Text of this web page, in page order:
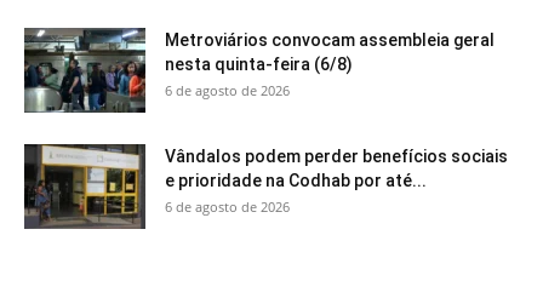
Metroviários convocam assembleia geral
nesta quinta-feira (6/8)
6 de agosto de 2026
Vândalos podem perder benefícios sociais
e prioridade na Codhab por até...
6 de agosto de 2026